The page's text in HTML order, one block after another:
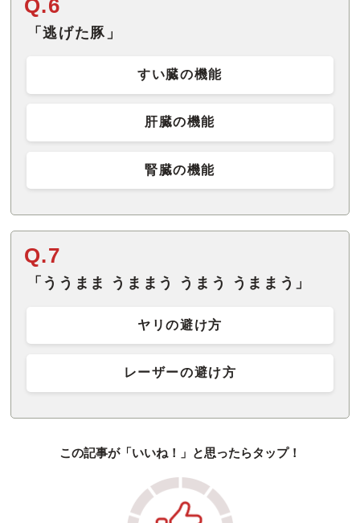
Q.6
「逃げた豚」
すい臓の機能
肝臓の機能
腎臓の機能
Q.7
「ううまま うままう うまう うままう」
ヤリの避け方
レーザーの避け方
この記事が「いいね！」と思ったらタップ！